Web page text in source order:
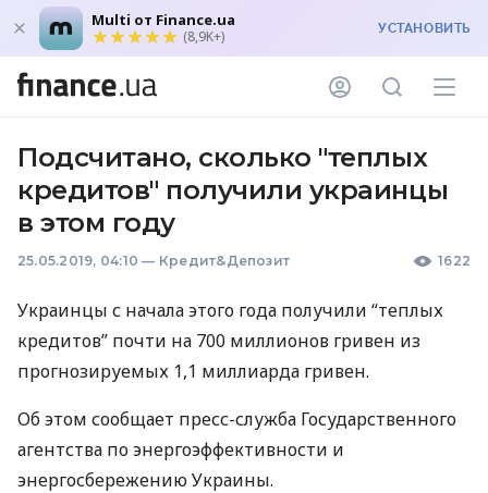
Multi от Finance.ua
(8,9K+) УСТАНОВИТЬ
Подсчитано, сколько "теплых
кредитов" получили украинцы
в этом году
25.05.2019, 04:10 — Кредит&Депозит 1622
Украинцы с начала этого года получили “теплых
кредитов” почти на 700 миллионов гривен из
прогнозируемых 1,1 миллиарда гривен.
Об этом сообщает пресс-служба Государственного
агентства по энергоэффективности и
энергосбережению Украины.